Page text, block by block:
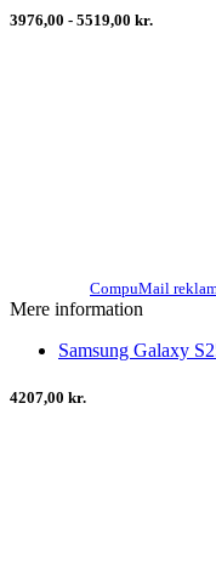
3976,00 - 5519,00 kr.
CompuMail
Mere information
Samsung Galaxy
4207,00 kr.